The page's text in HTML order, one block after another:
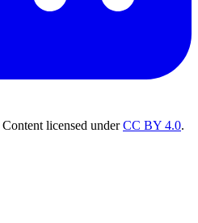
licensed underCC BY 4.0.